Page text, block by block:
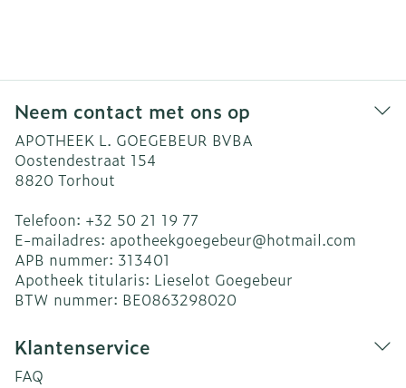
Neem contact met ons op
APOTHEEK L. GOEGEBEUR BVBA
Oostendestraat 154
8820 Torhout
Telefoon: +32 50 21 19 77
E-mailadres: apotheekgoegebeur@hotmail.com
APB nummer: 313401
Apotheek titularis: Lieselot Goegebeur
BTW nummer: BE0863298020
Klantenservice
FAQ